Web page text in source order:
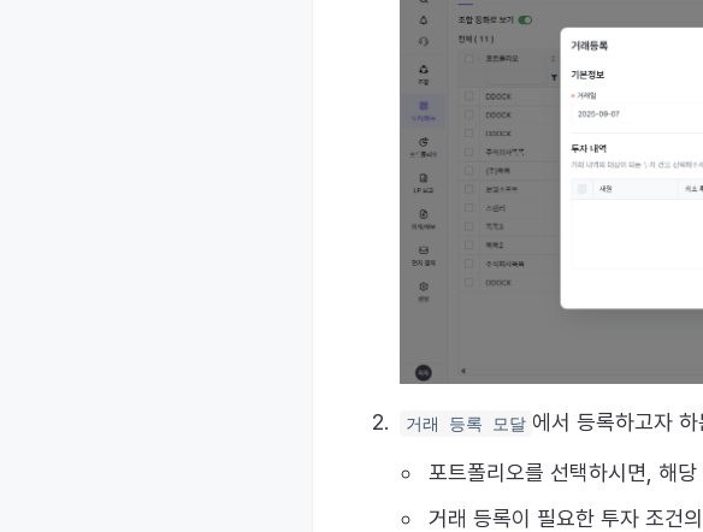
거래 등록 모달 에서 등록하고자
포트폴리오를 선택하시면, 해
거래 등록이 필요한 투자 조건